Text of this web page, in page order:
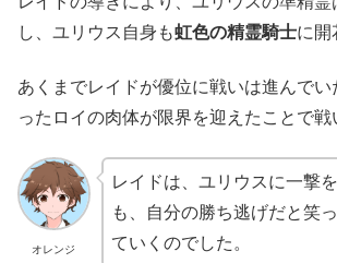
し、ユリウス自身も虹色の精霊騎士に開
あくまでレイドが優位に戦いは進んでい
ったロイの肉体が限界を迎えたことで戦
オレンジ
レイドは、ユリウスに一撃
も、自分の勝ち逃げだと笑
ていくのでした。